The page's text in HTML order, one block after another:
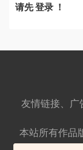
请先登录 ！
友情链接、广
本站所有作品